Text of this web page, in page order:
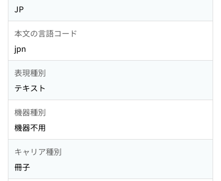
JP
本文の言語コード
jpn
表現種別
テキスト
機器種別
機器不用
キャリア種別
冊子